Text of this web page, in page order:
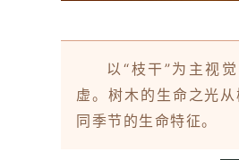
以“枝干”为主视
虚。树木的生命之光
同季节的生命特征。